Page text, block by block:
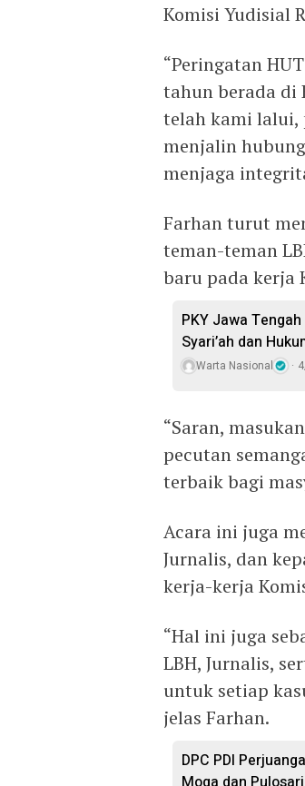
Komisi Yudisial
“Peringatan
tahun berada di
telah kami lalui,
menjalin
menjaga
Farhan turut
teman-teman
baru pada kerja
PKY Jawa
Syari’ah dan
Warta Nasional
“Saran,
pecutan
terbaik bagi
Acara ini juga
Jurnalis, dan
kerja-kerja
“Hal ini juga
LBH, Jurnalis,
untuk setiap
jelas Farhan.
DPC PDI